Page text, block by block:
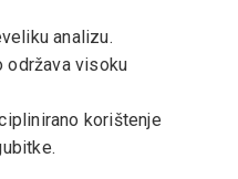
analizu.
održava visoku
korištenje